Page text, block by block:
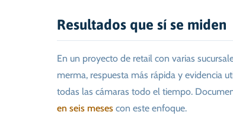
Resultados que sí se miden
En un proyecto de retail con varias
merma, respuesta más rápida y evidencia
todas las cámaras todo el tiempo.
en seis meses con este enfoque.